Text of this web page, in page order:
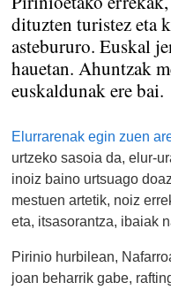
dituzten turistez eta
astebururo. Euskal
hauetan. Ahuntzak
euskaldunak ere bai.
Elurrarenak egin zuen
urtzeko sasoia da, elur-
inoiz baino urtsuago
mestuen artetik, noiz
eta, itsasorantza, ibaiak
Pirinio hurbilean,
joan beharrik gabe,